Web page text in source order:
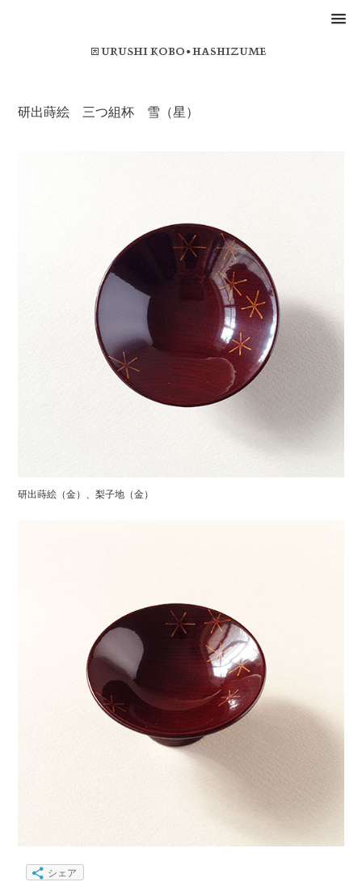
研出蒔絵 三つ組杯 雪（星）
研出蒔絵（金）、梨子地（金）
シェア